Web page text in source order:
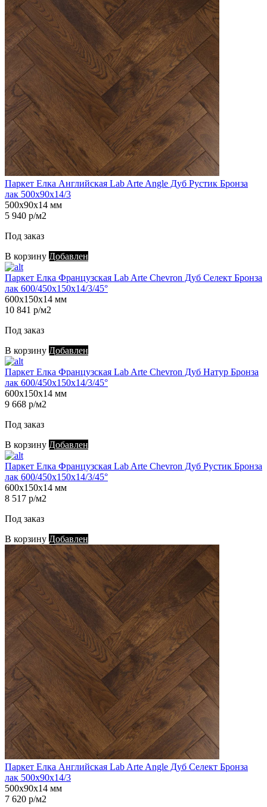
Паркет Елка Английская Lab Arte Angle Дуб Рустик Бронза
лак 500х90х14/3
500х90х14 мм
5 940 р/м2
Под заказ
В корзину Добавлен
Паркет Елка Французская Lab Arte Chevron Дуб Селект Бронза
лак 600/450х150х14/3/45°
600х150х14 мм
10 841 р/м2
Под заказ
В корзину Добавлен
Паркет Елка Французская Lab Arte Chevron Дуб Натур Бронза
лак 600/450х150х14/3/45°
600х150х14 мм
9 668 р/м2
Под заказ
В корзину Добавлен
Паркет Елка Французская Lab Arte Chevron Дуб Рустик Бронза
лак 600/450х150х14/3/45°
600х150х14 мм
8 517 р/м2
Под заказ
В корзину Добавлен
Паркет Елка Английская Lab Arte Angle Дуб Селект Бронза
лак 500х90х14/3
500х90х14 мм
7 620 р/м2